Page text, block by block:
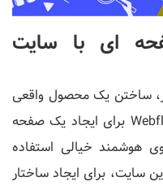
ای با سایت
ساختن یک محصول واقعی
با آن است. می توانید از سایت Webflow برای ایجاد یک صفحه
هوشمند خیالی استفاده
سایت، برای ایجاد ساختار